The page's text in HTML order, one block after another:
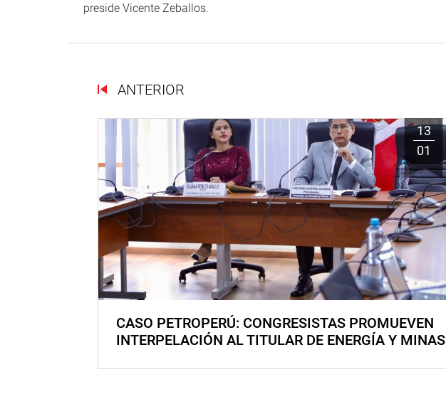
preside Vicente Zeballos.
ANTERIOR
13
01
CASO PETROPERÚ: CONGRESISTAS PROMUEVEN
INTERPELACIÓN AL TITULAR DE ENERGÍA Y MINAS